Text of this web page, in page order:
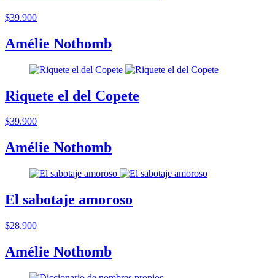
$39.900
Amélie Nothomb
Riquete el del Copete
$39.900
Amélie Nothomb
El sabotaje amoroso
$28.900
Amélie Nothomb